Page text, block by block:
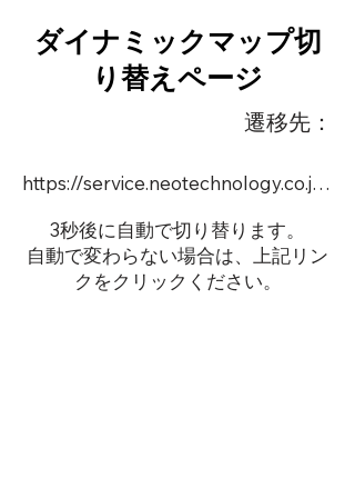
ダイナミックマップ切
り替えページ
遷移先：
https://service.neotechnology.co.jp/order2/LLCJP-4/FreeMindView.html
3秒後に自動で切り替ります。
自動で変わらない場合は、上記リン
クをクリックください。